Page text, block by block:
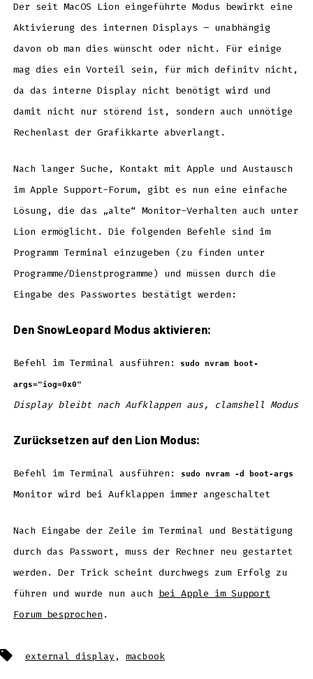
Der seit MacOS Lion eingeführte Modus bewirkt eine
Aktivierung des internen Displays – unabhängig
davon ob man dies wünscht oder nicht. Für einige
mag dies ein Vorteil sein, für mich definitv nicht,
da das interne Display nicht benötigt wird und
damit nicht nur störend ist, sondern auch unnötige
Rechenlast der Grafikkarte abverlangt.
Nach langer Suche, Kontakt mit Apple und Austausch
im Apple Support-Forum, gibt es nun eine einfache
Lösung, die das „alte“ Monitor-Verhalten auch unter
Lion ermöglicht. Die folgenden Befehle sind im
Programm Terminal einzugeben (zu finden unter
Programme/Dienstprogramme) und müssen durch die
Eingabe des Passwortes bestätigt werden:
Den SnowLeopard Modus aktivieren:
Befehl im Terminal ausführen: sudo nvram boot-
args="iog=0x0"
Display bleibt nach Aufklappen aus, clamshell Modus
Zurücksetzen auf den Lion Modus:
Befehl im Terminal ausführen: sudo nvram -d boot-args
Monitor wird bei Aufklappen immer angeschaltet
Nach Eingabe der Zeile im Terminal und Bestätigung
durch das Passwort, muss der Rechner neu gestartet
werden. Der Trick scheint durchwegs zum Erfolg zu
führen und wurde nun auch bei Apple im Support
Forum besprochen .
Schlagwörter
external display , macbook